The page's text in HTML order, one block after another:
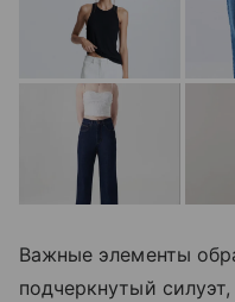
Важные элементы
подчеркнутый